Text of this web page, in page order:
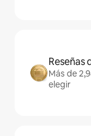
Reseñas
Más de
elegir